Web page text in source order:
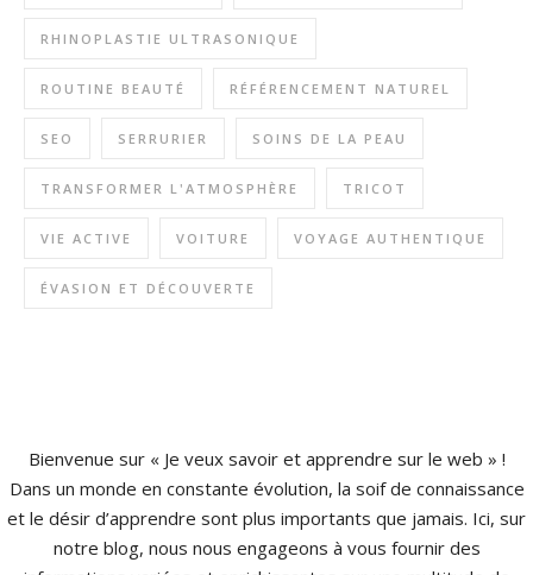
RHINOPLASTIE ULTRASONIQUE
ROUTINE BEAUTÉ RÉFÉRENCEMENT NATUREL
SEO SERRURIER SOINS DE LA PEAU
TRANSFORMER L'ATMOSPHÈRE TRICOT
VIE ACTIVE VOITURE VOYAGE AUTHENTIQUE
ÉVASION ET DÉCOUVERTE
Bienvenue sur « Je veux savoir et apprendre sur le web » !
Dans un monde en constante évolution, la soif de connaissance
et le désir d’apprendre sont plus importants que jamais. Ici, sur
notre blog, nous nous engageons à vous fournir des